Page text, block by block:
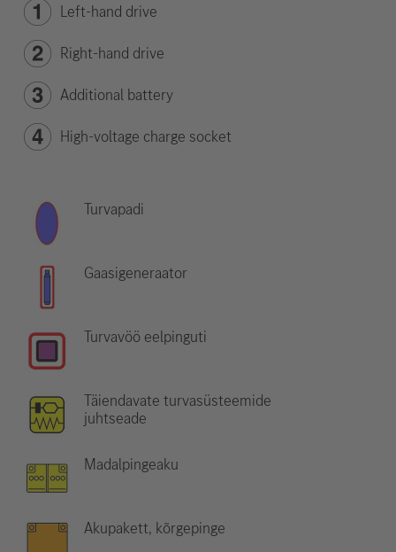
Left-hand drive
Right-hand drive
Additional battery
High-voltage charge socket
Turvapadi
Gaasigeneraator
Turvavöö eelpinguti
Täiendavate turvasüsteemide
juhtseade
Madalpingeaku
Akupakett, kõrgepinge